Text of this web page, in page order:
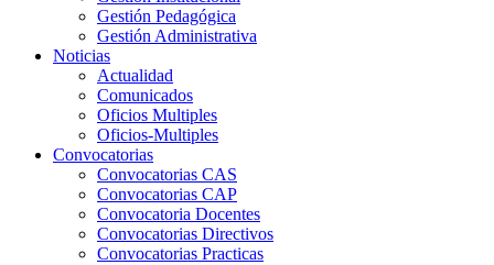
Gestión Pedagógica
Gestión Administrativa
Noticias
Actualidad
Comunicados
Oficios Multiples
Oficios-Multiples
Convocatorias
Convocatorias CAS
Convocatorias CAP
Convocatoria Docentes
Convocatorias Directivos
Convocatorias Practicas